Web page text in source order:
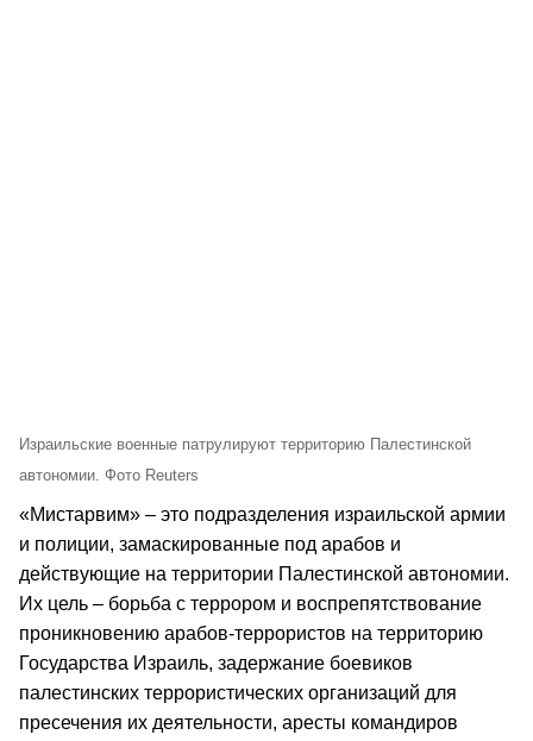
Израильские военные патрулируют территорию Палестинской
автономии. Фото Reuters
«Мистарвим» – это подразделения израильской армии
и полиции, замаскированные под арабов и
действующие на территории Палестинской автономии.
Их цель – борьба с террором и воспрепятствование
проникновению арабов-террористов на территорию
Государства Израиль, задержание боевиков
палестинских террористических организаций для
пресечения их деятельности, аресты командиров